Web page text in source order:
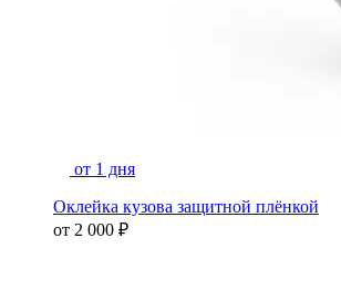
от 1 дня
Оклейка кузова защитной плёнкой
от 2 000 ₽